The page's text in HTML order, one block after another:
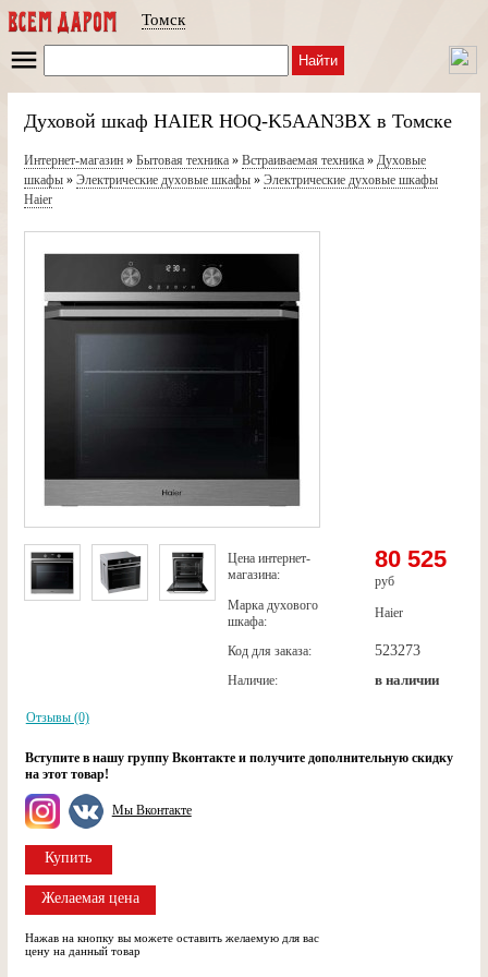
Томск
Найти
Духовой шкаф HAIER HOQ-K5AAN3BX в Томске
Интернет-магазин» Бытовая техника» Встраиваемая техника» Духовые
шкафы» Электрические духовые шкафы» Электрические духовые шкафы
Haier
Цена интернет-
магазина:
80 525
руб
Марка духового
шкафа:
Haier
Код для заказа: 523273
Наличие: в наличии
Отзывы (0)
Вступите в нашу группу Вконтакте и получите дополнительную скидку
на этот товар!
Мы Вконтакте
Купить
Желаемая цена
Нажав на кнопку вы можете оставить желаемую для вас
цену на данный товар